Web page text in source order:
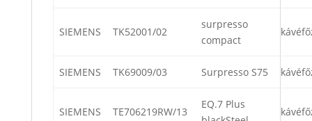
SIEMENS TK52001/02
surpresso
compact
SIEMENS TK69009/03 Surpresso S75
SIEMENS TE706219RW/13
EQ.7 Plus